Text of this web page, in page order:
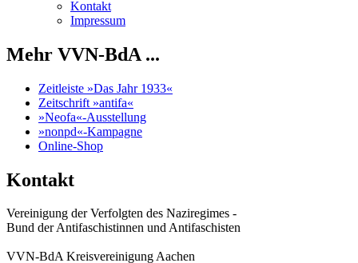
Kontakt
Impressum
Mehr VVN-BdA ...
Zeitleiste »Das Jahr 1933«
Zeitschrift »antifa«
»Neofa«-Ausstellung
»nonpd«-Kampagne
Online-Shop
Kontakt
Vereinigung der Verfolgten des Naziregimes -
Bund der Antifaschistinnen und Antifaschisten
VVN-BdA Kreisvereinigung Aachen